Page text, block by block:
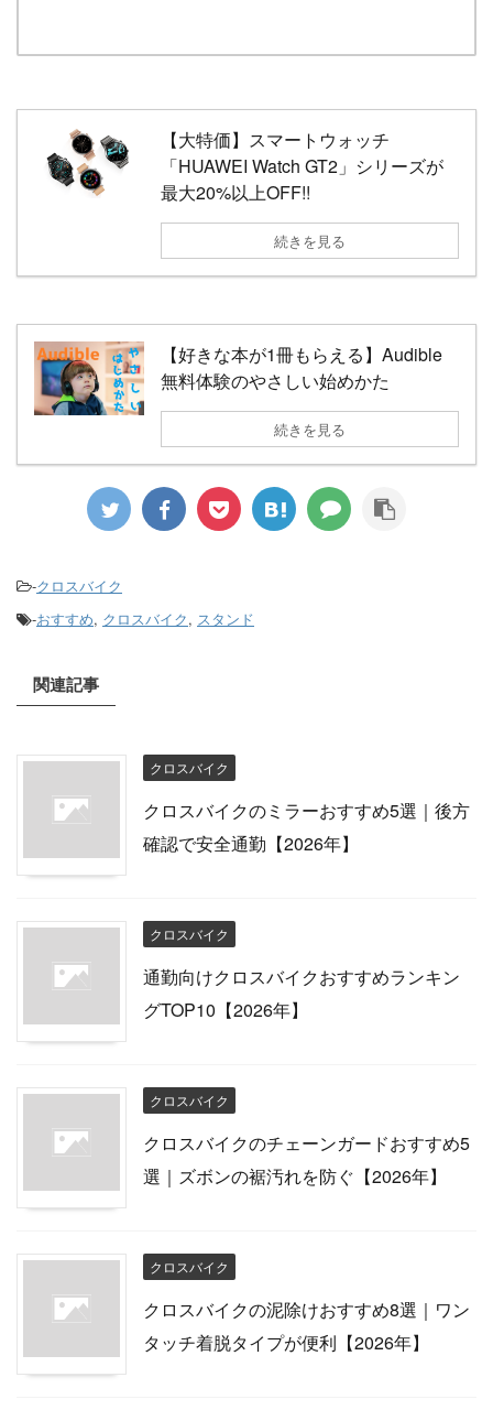
【大特価】スマートウォッチ
「HUAWEI Watch GT2」シリーズが
最大20%以上OFF!!
続きを見る
【好きな本が1冊もらえる】Audible
無料体験のやさしい始めかた
続きを見る
-クロスバイク
-おすすめ, クロスバイク, スタンド
関連記事
クロスバイク
クロスバイクのミラーおすすめ5選｜後方
確認で安全通勤【2026年】
クロスバイク
通勤向けクロスバイクおすすめランキン
グTOP10【2026年】
クロスバイク
クロスバイクのチェーンガードおすすめ5
選｜ズボンの裾汚れを防ぐ【2026年】
クロスバイク
クロスバイクの泥除けおすすめ8選｜ワン
タッチ着脱タイプが便利【2026年】